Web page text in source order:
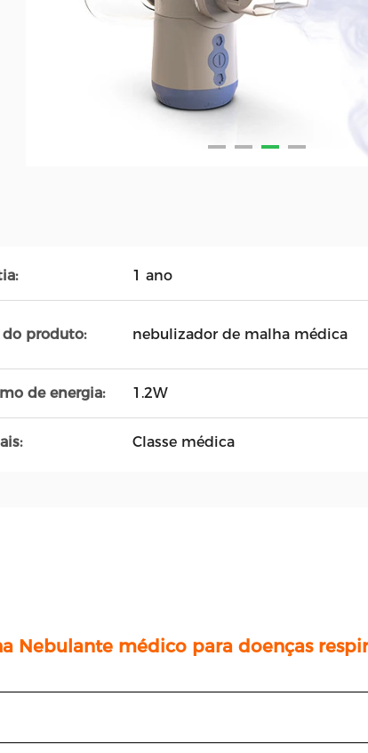
1 ano
produto: nebulizador de malha médica
de energia: 1.2W
Classe médica
Nebulante médico para doenças